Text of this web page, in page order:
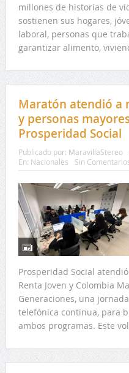
millones de historias de
sostienen sus hogares,
laboral, personas que
garantizar alimento,
Maratón atendió a
y personas
Prosperidad Social
Publicado por: MaravillaStereo
En: Nacionales Sin
Prosperidad Social
Renta Joven y Colombia
Generaciones, una
telefónica continua, para
ambos programas. Este